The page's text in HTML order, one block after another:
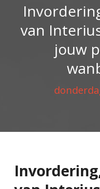
van
jouw